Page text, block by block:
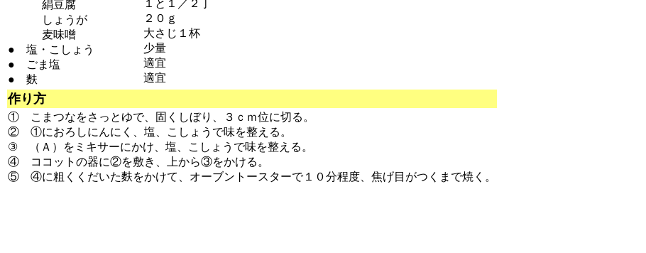
絹豆腐
しょうが
麦味噌
● 塩・こしょう
● ごま塩
● 麩
１と１／２丁
２０ｇ
大さじ１杯
少量
適宜
適宜
作り方
① こまつなをさっとゆで、固くしぼり、３ｃｍ位に切る。
② ①におろしにんにく、塩、こしょうで味を整える。
③ （Ａ）をミキサーにかけ、塩、こしょうで味を整える。
④ ココットの器に②を敷き、上から③をかける。
⑤ ④に粗くくだいた麩をかけて、オーブントースターで１０分程度、焦げ目がつくまで焼く。